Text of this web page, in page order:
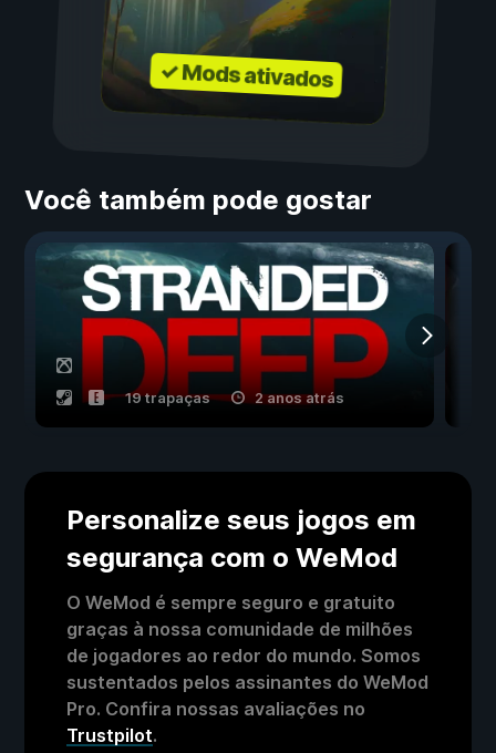
✓ Mods ativados
Você também pode gostar
19 trapaças 2 anos atrás
Personalize seus jogos em
segurança com o WeMod
O WeMod é sempre seguro e gratuito
graças à nossa comunidade de milhões
de jogadores ao redor do mundo. Somos
sustentados pelos assinantes do WeMod
Pro. Confira nossas avaliações no
Trustpilot.